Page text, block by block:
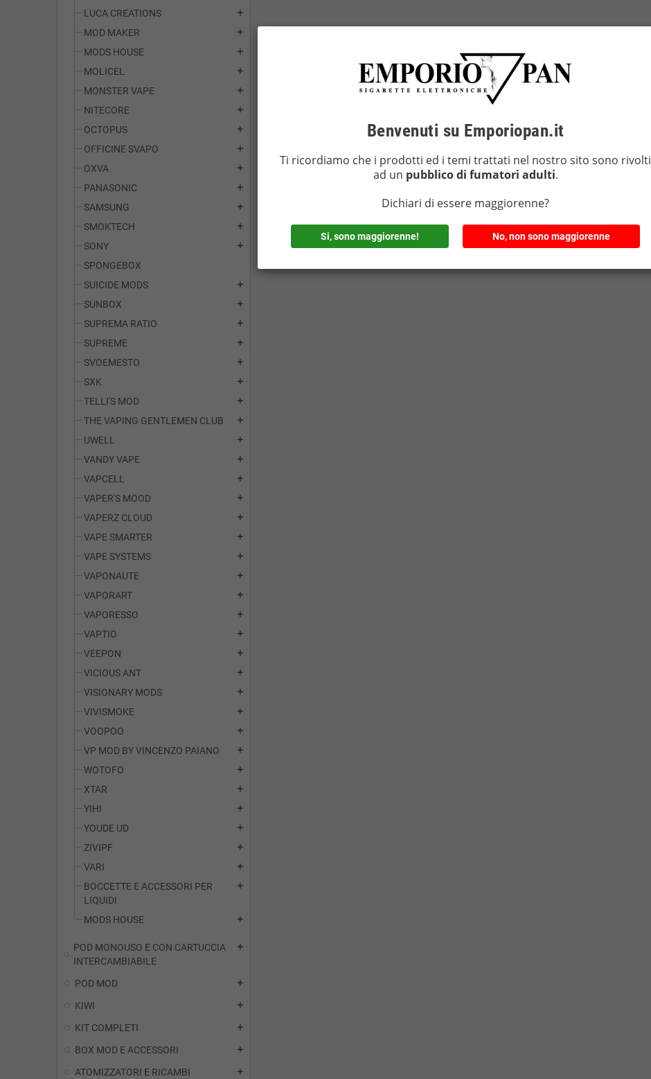
LUCA CREATIONS add
MOD MAKER add
MODS HOUSE add
MOLICEL add
MONSTER VAPE add
NITECORE add
OCTOPUS add
OFFICINE SVAPO add
OXVA add
PANASONIC add
SAMSUNG add
SMOKTECH add
SONY add
SPONGEBOX
SUICIDE MODS
add
SUNBOX add
SUPREMA RATIO add
SUPREME add
SVOEMESTO add
SXK add
TELLI'S MOD add
THE VAPING GENTLEMEN CLUB add
UWELL add
VANDY VAPE add
VAPCELL add
VAPER'S MOOD add
VAPERZ CLOUD add
VAPE SMARTER add
VAPE SYSTEMS add
VAPONAUTE add
VAPORART add
VAPORESSO add
VAPTIO add
VEEPON add
VICIOUS ANT add
VISIONARY MODS add
VIVISMOKE add
VOOPOO add
VP MOD BY VINCENZO PAIANO add
WOTOFO add
XTAR add
YIHI add
YOUDE UD add
ZIVIPF add
VARI add
BOCCETTE E ACCESSORI PER
LIQUIDI
add
MODS HOUSE add
POD MONOUSO E CON CARTUCCIA
INTERCAMBIABILE
add
POD MOD add
KIWI add
KIT COMPLETI add
BOX MOD E ACCESSORI add
ATOMIZZATORI E RICAMBI add
Benvenuti su Emporiopan.it
Ti ricordiamo che i prodotti ed i temi trattati nel nostro sito sono rivolti
ad un pubblico di fumatori adulti.
Dichiari di essere maggiorenne?
Si, sono maggiorenne! No, non sono maggiorenne